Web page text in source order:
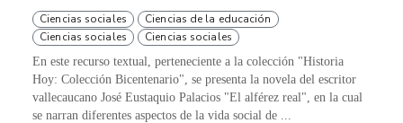
Ciencias sociales
Ciencias de la educación
Ciencias sociales
Ciencias sociales
En este recurso textual, perteneciente a la colección "Historia
Hoy: Colección Bicentenario", se presenta la novela del escritor
vallecaucano José Eustaquio Palacios "El alférez real", en la cual
se narran diferentes aspectos de la vida social de ...